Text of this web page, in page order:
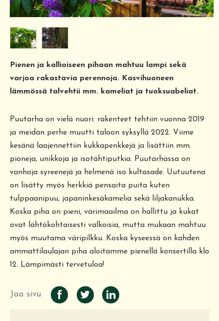
Pienen ja kallioiseen pihaan mahtuu lampi sekä
varjoa rakastavia perennoja. Kasvihuoneen
lämmössä talvehtii mm. kameliat ja tuoksuabeliat.
Puutarha on vielä nuori: rakenteet tehtiin vuonna 2019
ja meidän perhe muutti taloon syksyllä 2022. Viime
kesänä laajennettiin kukkapenkkejä ja lisättiin mm.
pioneja, unikkoja ja isotähtiputkia. Puutarhassa on
vanhoja syreenejä ja helmenä iso kultasade. Uutuutena
on lisätty myös herkkiä pensaita puita kuten
tulppaanipuu, japaninkesäkamelia sekä liljakanukka.
Koska piha on pieni, värimaailma on hallittu ja kukat
ovat lähtökohtaisesti valkoisia, mutta mukaan mahtuu
myös muutama väripilkku. Koska kyseessä on kahden
ammattilaulajan piha aloitamme pienellä konsertilla klo
12. Lämpimästi tervetuloa!
Jaa sivu